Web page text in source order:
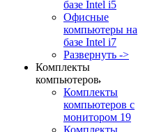
базе Intel i5
Офисные
компьютеры на
базе Intel i7
Развернуть ->
Комплекты
компьютеров
Комплекты
компьютеров с
монитором 19
Комплекты